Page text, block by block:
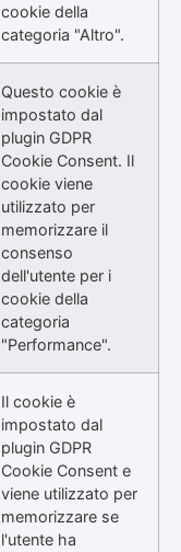
cookie della
categoria "Altro".
Questo cookie è
impostato dal
plugin GDPR
Cookie Consent. Il
cookie viene
utilizzato per
memorizzare il
consenso
dell'utente per i
cookie della
categoria
"Performance".
Il cookie è
impostato dal
plugin GDPR
Cookie Consent e
viene utilizzato per
memorizzare se
l'utente ha